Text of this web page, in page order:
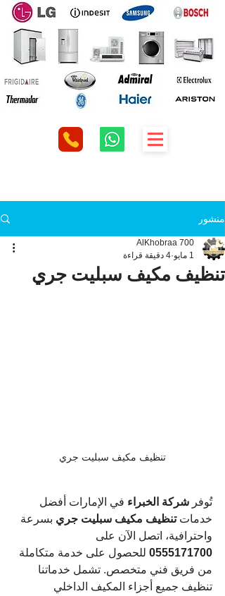
منشور
تنظيف مكيف سبليت جري
AlKhobraa 700
1 مايو
4 دقيقة قراءة
تنظيف مكيف سبليت جري
تُوفر شركة الخبراء في الإمارات أفضل
خدمات تنظيف مكيف سبليت جري بسرعة
واحترافية، اتصل الآن على
0555171700 للحصول على خدمة متكاملة
من فريق فني متخصص. تشمل خدماتنا
تنظيف جميع أجزاء المكيف الداخلي